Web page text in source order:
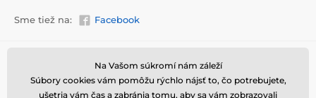
Výhody obrazov na plátne
Sme tiež na: Facebook
Informácie o nákupe
Obchodné a reklamačné
podmienky
Užitočné informácie
Často kladené otázky
Na Vašom súkromí nám záleží
Súbory cookies vám pomôžu rýchlo nájsť to, čo potrebujete,
ušetria vám čas a zabránia tomu, aby sa vám zobrazovali